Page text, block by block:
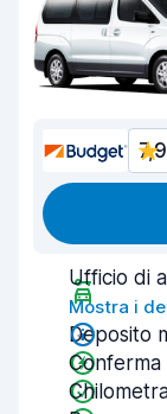
7,9
Ufficio di
Mostra i
Deposito
Conferma